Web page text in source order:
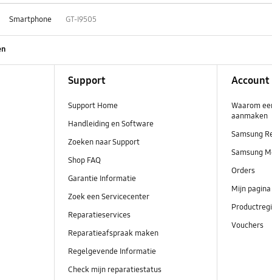
Smartphone GT-I9505
Support
Support Home
Handleiding en Software
Zoeken naar Support
Shop FAQ
Garantie Informatie
Zoek een Servicecenter
Reparatieservices
Reparatieafspraak maken
Regelgevende Informatie
Check mijn reparatiestatus
Account
Waarom
aanmaken
Samsung
Samsung
Orders
Mijn pagina
Vouchers